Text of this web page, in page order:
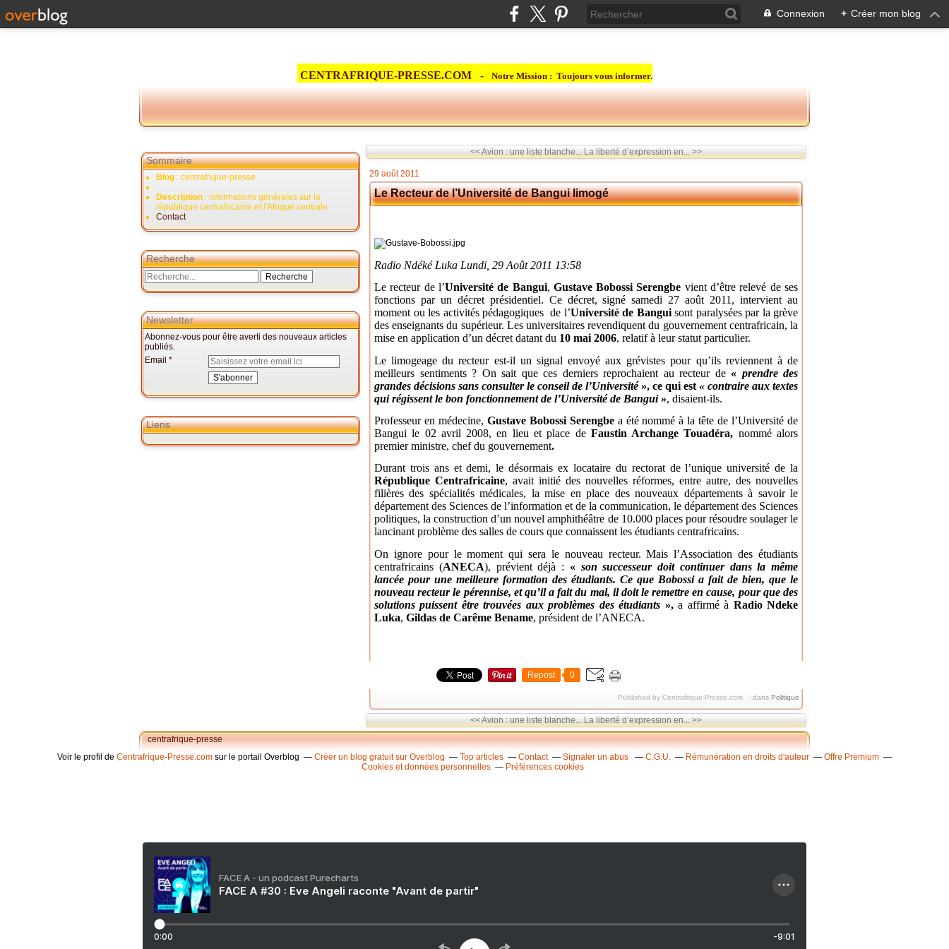
Connexion + Créer mon blog
CENTRAFRIQUE-PRESSE.COM - Notre Mission : Toujours vous informer.
Sommaire
Blog : centrafrique-presse
Description : informations générales sur la
république centrafricaine et l'Afrique centrale
Contact
Recherche
Newsletter
Abonnez-vous pour être averti des nouveaux articles
publiés.
Email
Liens
<< Avion : une liste blanche... La liberté d’expression en... >>
29 août 2011
Le Recteur de l’Université de Bangui limogé
Radio Ndéké Luka Lundi, 29 Août 2011 13:58
Le recteur de l’Université de Bangui, Gustave Bobossi Serengbe vient d’être relevé de ses
fonctions par un décret présidentiel. Ce décret, signé samedi 27 août 2011, intervient au
moment ou les activités pédagogiques de l’Université de Banguisont paralysées par la grève
des enseignants du supérieur. Les universitaires revendiquent du gouvernement centrafricain, la
mise en application d’un décret datant du 10 mai 2006, relatif à leur statut particulier.
Le limogeage du recteur est-il un signal envoyé aux grévistes pour qu’ils reviennent à de
meilleurs sentiments ? On sait que ces derniers reprochaient au recteur de « prendre des
grandes décisions sans consulter le conseil de l’Université», ce qui est « contraire aux textes
qui régissent le bon fonctionnement de l’Université de Bangui», disaient-ils.
Professeur en médecine, Gustave Bobossi Serengbea été nommé à la tête de l’Université de
Bangui le 02 avril 2008, en lieu et place de Faustin Archange Touadéra, nommé alors
premier ministre, chef du gouvernement.
Durant trois ans et demi, le désormais ex locataire du rectorat de l’unique université de la
République Centrafricaine, avait initié des nouvelles réformes, entre autre, des nouvelles
filières des spécialités médicales, la mise en place des nouveaux départements à savoir le
département des Sciences de l’information et de la communication, le département des Sciences
politiques, la construction d’un nouvel amphithéâtre de 10.000 places pour résoudre soulager le
lancinant problème des salles de cours que connaissent les étudiants centrafricains.
On ignore pour le moment qui sera le nouveau recteur. Mais l’Association des étudiants
centrafricains (ANECA), prévient déjà : « son successeur doit continuer dans la même
lancée pour une meilleure formation des étudiants. Ce que Bobossi a fait de bien, que le
nouveau recteur le pérennise, et qu’il a fait du mal, il doit le remettre en cause, pour que des
solutions puissent être trouvées aux problèmes des étudiants »,a affirmé à Radio Ndeke
Luka, Gildas de Carême Bename, président de l’ANECA.
Repost 0
Published by Centrafrique-Presse.com - dans Politique
<< Avion : une liste blanche... La liberté d’expression en... >>
centrafrique-presse
Voir le profil de Centrafrique-Presse.com sur le portail Overblog Créer un blog gratuit sur Overblog Top articles Contact Signaler un abus C.G.U. Rémunération en droits d'auteur
Offre Premium
Cookies et données personnelles
Préférences cookies
FACE A - un podcast Purecharts
FACE A #30 : Eve Angeli raconte "Avant de partir"
0:00 -9:01